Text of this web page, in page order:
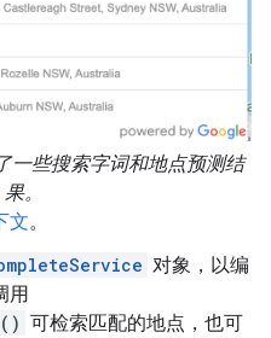
一些搜索字词和地点预测结
果。
文。
对象，以编
用
可检索匹配的地点，也可